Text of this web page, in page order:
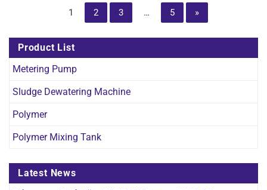
1 2 3 … 5 »
Product List
Metering Pump
Sludge Dewatering Machine
Polymer
Polymer Mixing Tank
Latest News